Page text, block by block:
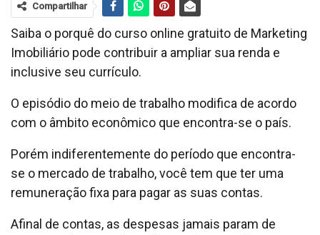
Compartilhar
Saiba o porquê do curso online gratuito de Marketing
Imobiliário pode contribuir a ampliar sua renda e
inclusive seu currículo.
O episódio do meio de trabalho modifica de acordo
com o âmbito econômico que encontra-se o país.
Porém indiferentemente do período que encontra-
se o mercado de trabalho, você tem que ter uma
remuneração fixa para pagar as suas contas.
Afinal de contas, as despesas jamais param de